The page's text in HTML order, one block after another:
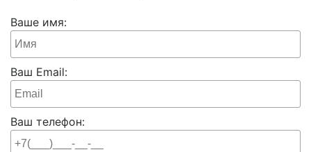
Ваше имя:
Ваш Email:
Ваш телефон: